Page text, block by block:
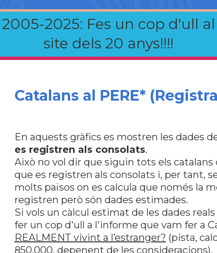
2005-2025: Fes un cop d'ull al
site dels 20 anys!!!!
Catalans al PERE*
En aquests gràfics es mostren les dades
es registren als consolats.
Això no vol dir que siguin tots els
que es registren als consolats i, per tant,
molts països on es calcula que només la
registren però són dades estimades.
Si vols un càlcul estimat de les dades
fer un cop d'ull a l'informe que vam fer a
REALMENT vivint a l’estranger? (pista,
850.000, depenent de les consideracions).